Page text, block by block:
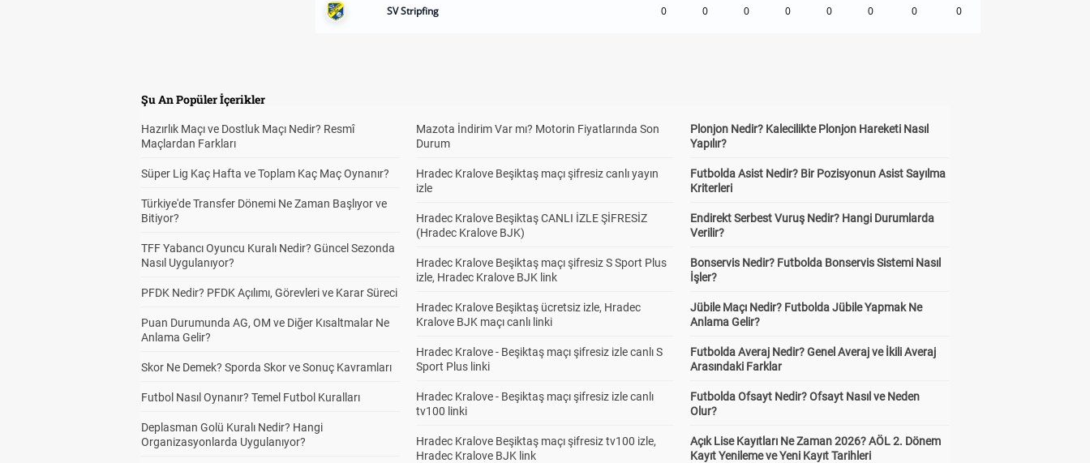
SV Stripfing 0 0 0 0 0 0 0 0
Şu An Popüler İçerikler
Hazırlık Maçı ve Dostluk Maçı Nedir? Resmî
Maçlardan Farkları
Süper Lig Kaç Hafta ve Toplam Kaç Maç Oynanır?
Türkiye'de Transfer Dönemi Ne Zaman Başlıyor ve
Bitiyor?
TFF Yabancı Oyuncu Kuralı Nedir? Güncel Sezonda
Nasıl Uygulanıyor?
PFDK Nedir? PFDK Açılımı, Görevleri ve Karar Süreci
Puan Durumunda AG, OM ve Diğer Kısaltmalar Ne
Anlama Gelir?
Skor Ne Demek? Sporda Skor ve Sonuç Kavramları
Futbol Nasıl Oynanır? Temel Futbol Kuralları
Deplasman Golü Kuralı Nedir? Hangi
Organizasyonlarda Uygulanıyor?
Mazota İndirim Var mı? Motorin Fiyatlarında Son
Durum
Hradec Kralove Beşiktaş maçı şifresiz canlı yayın
izle
Hradec Kralove Beşiktaş CANLI İZLE ŞİFRESİZ
(Hradec Kralove BJK)
Hradec Kralove Beşiktaş maçı şifresiz S Sport Plus
izle, Hradec Kralove BJK link
Hradec Kralove Beşiktaş ücretsiz izle, Hradec
Kralove BJK maçı canlı linki
Hradec Kralove - Beşiktaş maçı şifresiz izle canlı S
Sport Plus linki
Hradec Kralove - Beşiktaş maçı şifresiz izle canlı
tv100 linki
Hradec Kralove Beşiktaş maçı şifresiz tv100 izle,
Hradec Kralove BJK link
Plonjon Nedir? Kalecilikte Plonjon Hareketi Nasıl
Yapılır?
Futbolda Asist Nedir? Bir Pozisyonun Asist Sayılma
Kriterleri
Endirekt Serbest Vuruş Nedir? Hangi Durumlarda
Verilir?
Bonservis Nedir? Futbolda Bonservis Sistemi Nasıl
İşler?
Jübile Maçı Nedir? Futbolda Jübile Yapmak Ne
Anlama Gelir?
Futbolda Averaj Nedir? Genel Averaj ve İkili Averaj
Arasındaki Farklar
Futbolda Ofsayt Nedir? Ofsayt Nasıl ve Neden
Olur?
Açık Lise Kayıtları Ne Zaman 2026? AÖL 2. Dönem
Kayıt Yenileme ve Yeni Kayıt Tarihleri